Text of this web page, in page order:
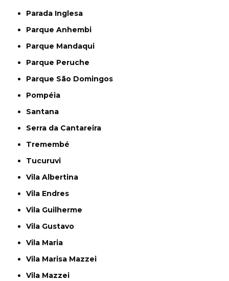
Parada Inglesa
Parque Anhembi
Parque Mandaqui
Parque Peruche
Parque São Domingos
Pompéia
Santana
Serra da Cantareira
Tremembé
Tucuruvi
Vila Albertina
Vila Endres
Vila Guilherme
Vila Gustavo
Vila Maria
Vila Marisa Mazzei
Vila Mazzei